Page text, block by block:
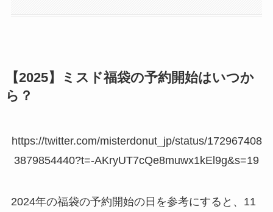
【2025】ミスド福袋の予約開始はいつか
ら？
https://twitter.com/misterdonut_jp/status/172967408
3879854440?t=-AKryUT7cQe8muwx1kEl9g&s=19
2024年の福袋の予約開始の日を参考にすると、11